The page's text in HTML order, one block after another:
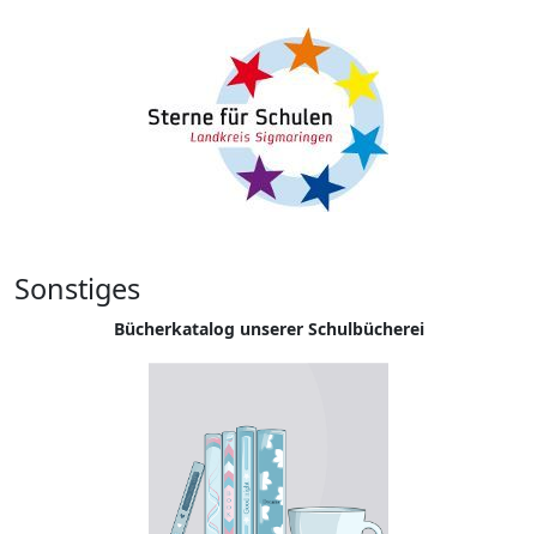
Sonstiges
Bücherkatalog unserer Schulbücherei